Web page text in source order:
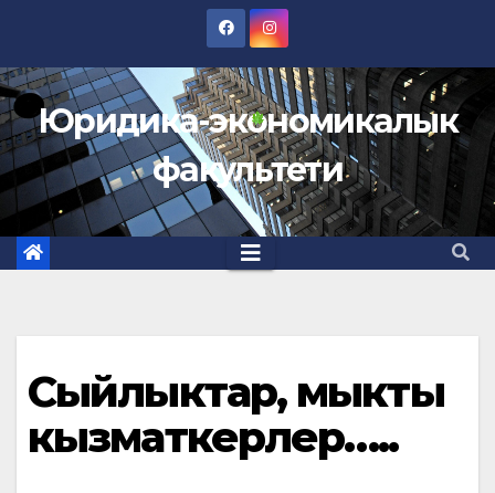
content
Юридика-экономикалык
факультети
Сыйлыктар, мыкты
кызматкерлер…..